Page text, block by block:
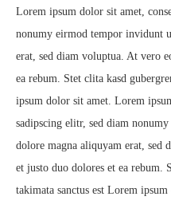
Lorem ipsum dolor sit amet,
nonumy eirmod tempor invidunt
erat, sed diam voluptua. At vero
ea rebum. Stet clita kasd
ipsum dolor sit amet. Lorem
sadipscing elitr, sed diam
dolore magna aliquyam erat, sed
et justo duo dolores et ea rebum.
takimata sanctus est Lorem